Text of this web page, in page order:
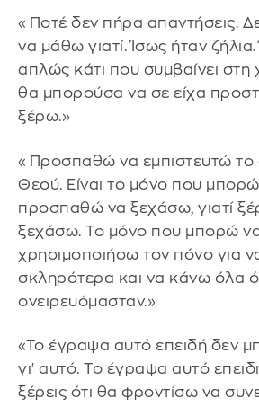
«Ποτέ δεν πήρα απαντήσεις.
να μάθω γιατί. Ίσως ήταν ζήλια.
απλώς κάτι που συμβαίνει
θα μπορούσα να σε είχα
ξέρω.»
«Προσπαθώ να εμπιστευτώ το
Θεού. Είναι το μόνο που
προσπαθώ να ξεχάσω, γιατί
ξεχάσω. Το μόνο που μπορώ να
χρησιμοποιήσω τον πόνο για
σκληρότερα και να κάνω όλα
ονειρευόμασταν.»
«Το έγραψα αυτό επειδή δεν
γι' αυτό. Το έγραψα αυτό
ξέρεις ότι θα φροντίσω να